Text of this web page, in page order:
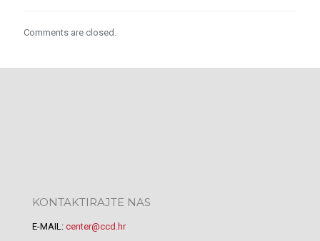
Comments are closed.
KONTAKTIRAJTE NAS
E-MAIL: center@ccd.hr